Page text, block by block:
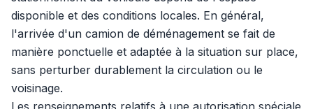
disponible et des conditions locales. En général,
l'arrivée d'un camion de déménagement se fait de
manière ponctuelle et adaptée à la situation sur place,
sans perturber durablement la circulation ou le
voisinage.
Les renseignements relatifs à une autorisation spéciale